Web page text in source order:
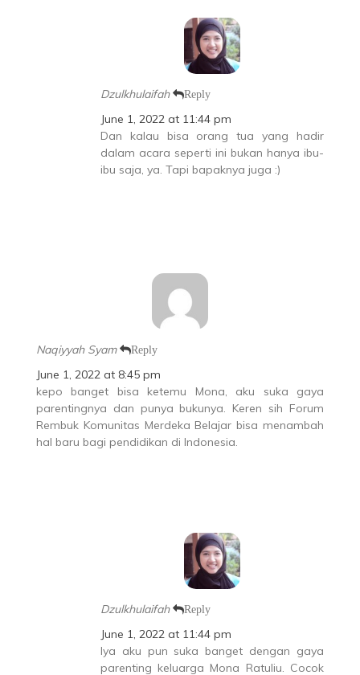
Dzulkhulaifah Reply
June 1, 2022 at 11:44 pm
Dan kalau bisa orang tua yang hadir
dalam acara seperti ini bukan hanya ibu-
ibu saja, ya. Tapi bapaknya juga :)
Naqiyyah Syam Reply
June 1, 2022 at 8:45 pm
kepo banget bisa ketemu Mona, aku suka gaya
parentingnya dan punya bukunya. Keren sih Forum
Rembuk Komunitas Merdeka Belajar bisa menambah
hal baru bagi pendidikan di Indonesia.
Dzulkhulaifah Reply
June 1, 2022 at 11:44 pm
Iya aku pun suka banget dengan gaya
parenting keluarga Mona Ratuliu. Cocok